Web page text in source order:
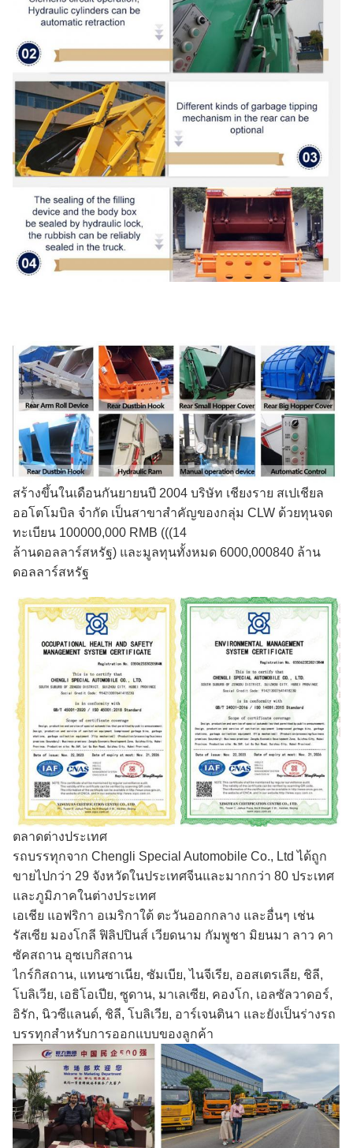
สร้างขึ้นในเดือนกันยายนปี 2004 บริษัท เชียงราย สเปเชียล
ออโตโมบิล จํากัด เป็นสาขาสําคัญของกลุ่ม CLW ด้วยทุนจด
ทะเบียน 100000,000 RMB (((14
ล้านดอลลาร์สหรัฐ) และมูลทุนทั้งหมด 6000,000840 ล้าน
ดอลลาร์สหรัฐ
ตลาดต่างประเทศ
รถบรรทุกจาก Chengli Special Automobile Co., Ltd ได้ถูก
ขายไปกว่า 29 จังหวัดในประเทศจีนและมากกว่า 80 ประเทศ
และภูมิภาคในต่างประเทศ
เอเชีย แอฟริกา อเมริกาใต้ ตะวันออกกลาง และอื่นๆ เช่น
รัสเซีย มองโกลี ฟิลิปปินส์ เวียดนาม กัมพูชา มิยนมา ลาว คา
ซัคสถาน อุซเบกิสถาน
ไกร์กิสถาน, แทนซาเนีย, ซัมเบีย, ไนจีเรีย, ออสเตรเลีย, ชิลี,
โบลิเวีย, เอธิโอเปีย, ซูดาน, มาเลเซีย, คองโก, เอลซัลวาดอร์,
อิรัก, นิวซีแลนด์, ชิลี, โบลิเวีย, อาร์เจนตินา และยังเป็นร่างรถ
บรรทุกสําหรับการออกแบบของลูกค้า